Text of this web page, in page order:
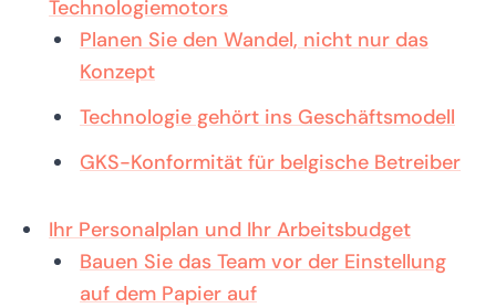
Technologiemotors
Planen Sie den Wandel, nicht nur das
Konzept
Technologie gehört ins Geschäftsmodell
GKS-Konformität für belgische Betreiber
Ihr Personalplan und Ihr Arbeitsbudget
Bauen Sie das Team vor der Einstellung
auf dem Papier auf